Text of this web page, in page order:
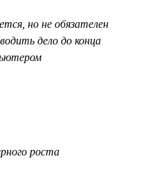
но не обязателен
дело до конца
роста